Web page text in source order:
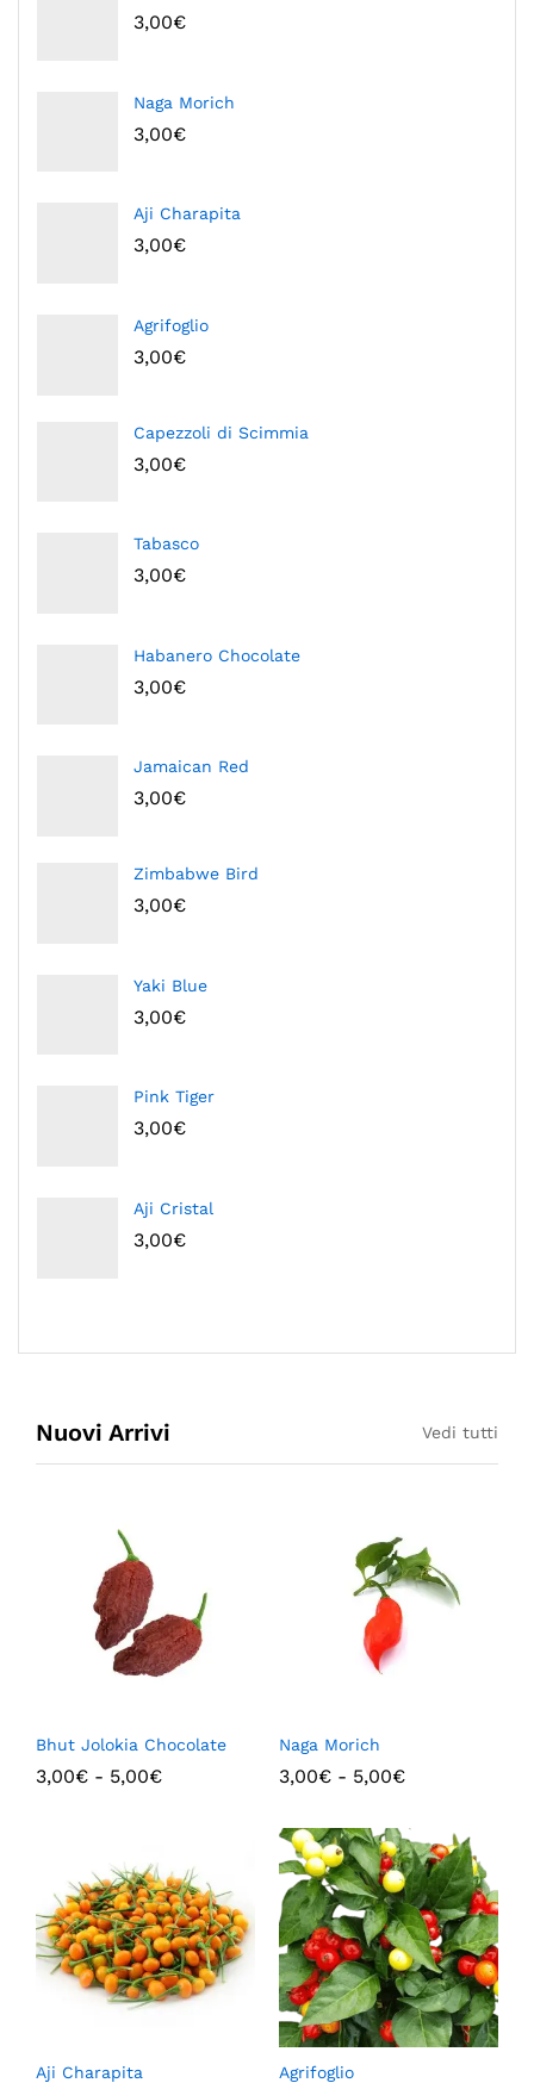
3,00€
Naga Morich
3,00€
Aji Charapita
3,00€
Agrifoglio
3,00€
Capezzoli di Scimmia
3,00€
Tabasco
3,00€
Habanero Chocolate
3,00€
Jamaican Red
3,00€
Zimbabwe Bird
3,00€
Yaki Blue
3,00€
Pink Tiger
3,00€
Aji Cristal
3,00€
Nuovi Arrivi Vedi tutti
Bhut Jolokia Chocolate
3,00€ - 5,00€
Naga Morich
3,00€ - 5,00€
Aji Charapita Agrifoglio